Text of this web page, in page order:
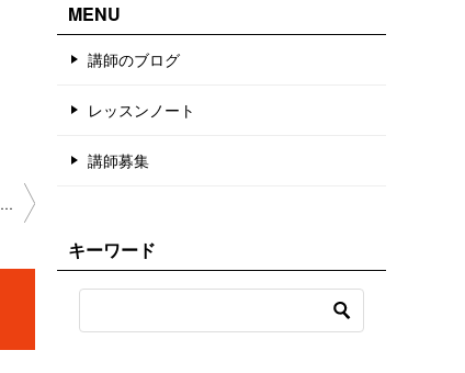
三味線の状態確認、チューニング方法、基礎 オンライン レッスン2024-10-28-no0098-1160
MENU
講師のブログ
レッスンノート
講師募集
キーワード